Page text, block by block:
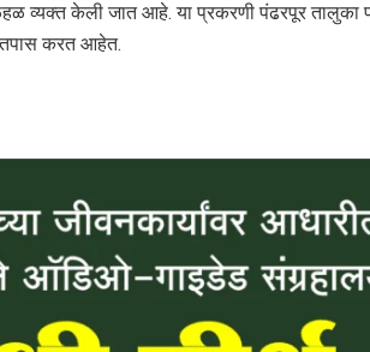
केली जात आहे. या प्रकरणी पंढरपूर तालुका
करत आहेत.